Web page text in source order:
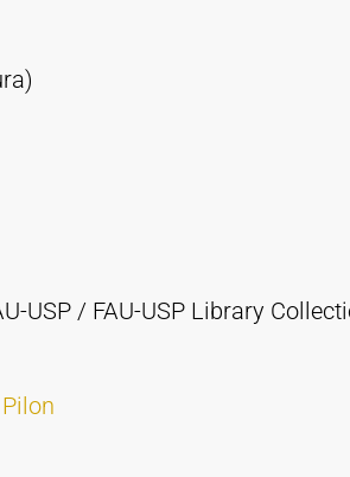
USP / FAU-USP Library